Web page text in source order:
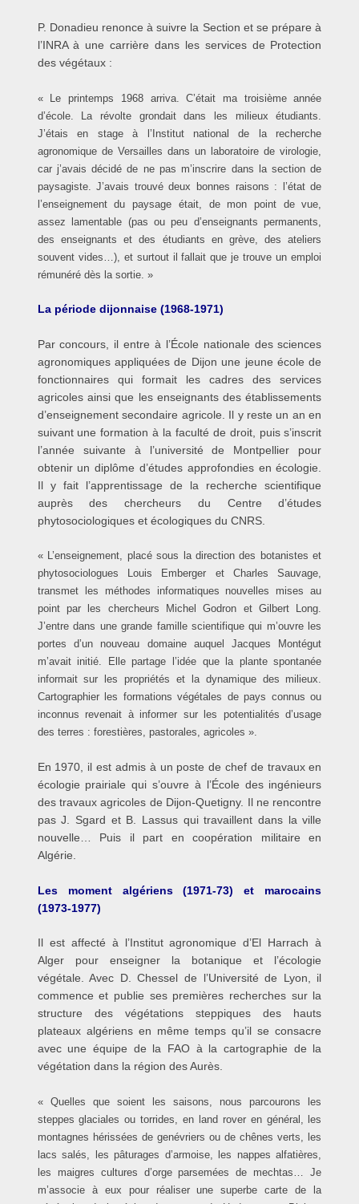
P. Donadieu renonce à suivre la Section et se prépare à
l’INRA à une carrière dans les services de Protection
des végétaux :
« Le printemps 1968 arriva. C’était ma troisième année
d’école. La révolte grondait dans les milieux étudiants.
J’étais en stage à l’Institut national de la recherche
agronomique de Versailles dans un laboratoire de virologie,
car j’avais décidé de ne pas m’inscrire dans la section de
paysagiste. J’avais trouvé deux bonnes raisons : l’état de
l’enseignement du paysage était, de mon point de vue,
assez lamentable (pas ou peu d’enseignants permanents,
des enseignants et des étudiants en grève, des ateliers
souvent vides…), et surtout il fallait que je trouve un emploi
rémunéré dès la sortie. »
La période dijonnaise (1968-1971)
Par concours, il entre à l’École nationale des sciences
agronomiques appliquées de Dijon une jeune école de
fonctionnaires qui formait les cadres des services
agricoles ainsi que les enseignants des établissements
d’enseignement secondaire agricole. Il y reste un an en
suivant une formation à la faculté de droit, puis s’inscrit
l’année suivante à l’université de Montpellier pour
obtenir un diplôme d’études approfondies en écologie.
Il y fait l’apprentissage de la recherche scientifique
auprès des chercheurs du Centre d’études
phytosociologiques et écologiques du CNRS.
« L’enseignement, placé sous la direction des botanistes et
phytosociologues Louis Emberger et Charles Sauvage,
transmet les méthodes informatiques nouvelles mises au
point par les chercheurs Michel Godron et Gilbert Long.
J’entre dans une grande famille scientifique qui m’ouvre les
portes d’un nouveau domaine auquel Jacques Montégut
m’avait initié. Elle partage l’idée que la plante spontanée
informait sur les propriétés et la dynamique des milieux.
Cartographier les formations végétales de pays connus ou
inconnus revenait à informer sur les potentialités d’usage
des terres : forestières, pastorales, agricoles ».
En 1970, il est admis à un poste de chef de travaux en
écologie prairiale qui s’ouvre à l’École des ingénieurs
des travaux agricoles de Dijon-Quetigny. Il ne rencontre
pas J. Sgard et B. Lassus qui travaillent dans la ville
nouvelle… Puis il part en coopération militaire en
Algérie.
Les moment algériens (1971-73) et marocains
(1973-1977)
Il est affecté à l’Institut agronomique d’El Harrach à
Alger pour enseigner la botanique et l’écologie
végétale. Avec D. Chessel de l’Université de Lyon, il
commence et publie ses premières recherches sur la
structure des végétations steppiques des hauts
plateaux algériens en même temps qu’il se consacre
avec une équipe de la FAO à la cartographie de la
végétation dans la région des Aurès.
« Quelles que soient les saisons, nous parcourons les
steppes glaciales ou torrides, en land rover en général, les
montagnes hérissées de genévriers ou de chênes verts, les
lacs salés, les pâturages d’armoise, les nappes alfatières,
les maigres cultures d’orge parsemées de mechtas… Je
m’associe à eux pour réaliser une superbe carte de la